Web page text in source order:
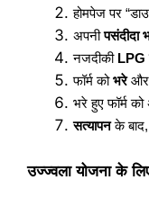
होमपेज पर
अपनीपसंदीदा
नजदीकी
फॉर्म कोभरेऔर
भरे हुए फॉर्म
सत्यापनके
उज्ज्वला योजना के